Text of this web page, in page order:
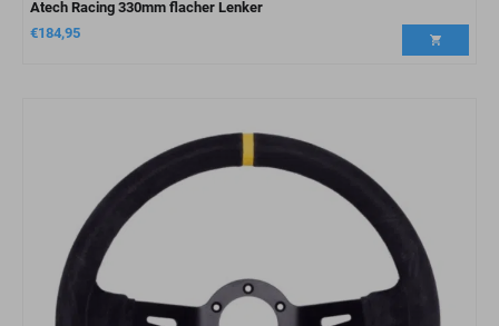
Atech Racing 330mm flacher Lenker
€184,95